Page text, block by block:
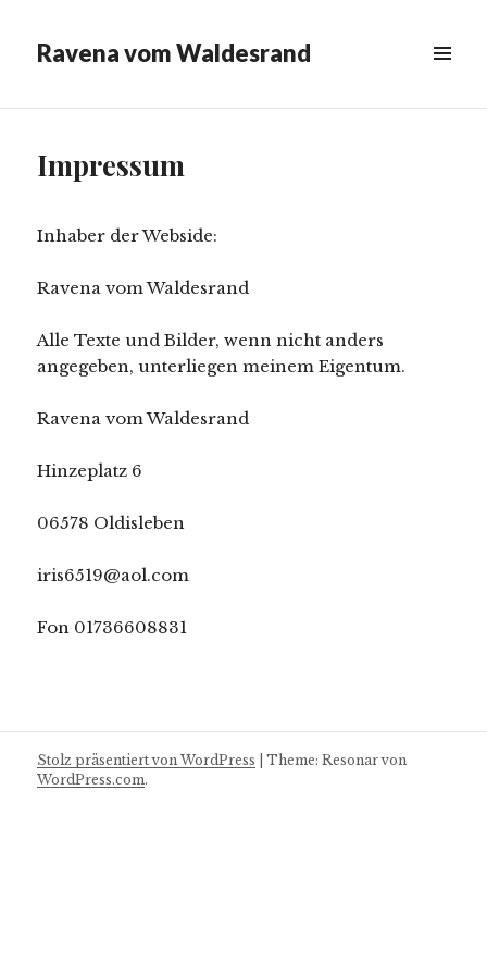
Ravena vom Waldesrand
WIDGETS
Impressum
Inhaber der Webside:
Ravena vom Waldesrand
Alle Texte und Bilder, wenn nicht anders
angegeben, unterliegen meinem Eigentum.
Ravena vom Waldesrand
Hinzeplatz 6
06578 Oldisleben
iris6519@aol.com
Fon 01736608831
Stolz präsentiert von WordPress |Theme: Resonar von
WordPress.com.